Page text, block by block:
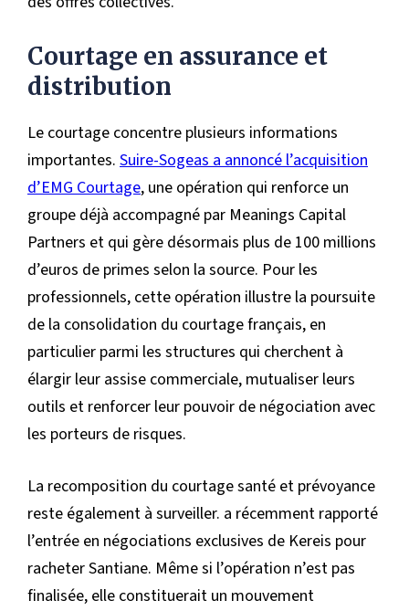
Courtage en assurance et
distribution
Le courtage concentre plusieurs informations
importantes. Suire-Sogeas a annoncé l’acquisition
d’EMG Courtage, une opération qui renforce un
groupe déjà accompagné par Meanings Capital
Partners et qui gère désormais plus de 100 millions
d’euros de primes selon la source. Pour les
professionnels, cette opération illustre la poursuite
de la consolidation du courtage français, en
particulier parmi les structures qui cherchent à
élargir leur assise commerciale, mutualiser leurs
outils et renforcer leur pouvoir de négociation avec
les porteurs de risques.
La recomposition du courtage santé et prévoyance
reste également à surveiller. a récemment rapporté
l’entrée en négociations exclusives de Kereis pour
racheter Santiane. Même si l’opération n’est pas
finalisée, elle constituerait un mouvement